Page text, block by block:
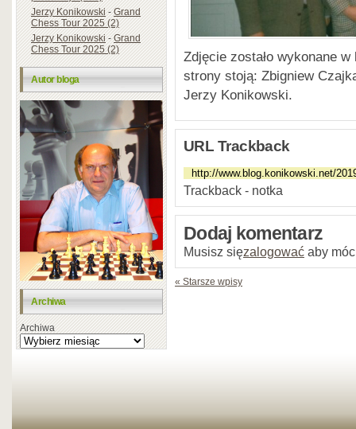
Jerzy Konikowski-Grand
Chess Tour 2025 (2)
Jerzy Konikowski-Grand
Chess Tour 2025 (2)
Autor bloga
Archiwa
Archiwa
Zdjęcie zostało wykonane
strony stoją: Zbigniew
Jerzy Konikowski.
URL Trackback
Trackback - notka
Dodaj komentarz
Musisz sięzalogować aby
« Starsze wpisy